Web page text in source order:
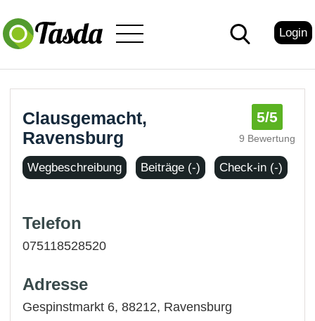
Login
Clausgemacht,
Ravensburg
5/5
9 Bewertung
Wegbeschreibung Beiträge (-) Check-in (-)
Telefon
075118528520
Adresse
Gespinstmarkt 6, 88212, Ravensburg